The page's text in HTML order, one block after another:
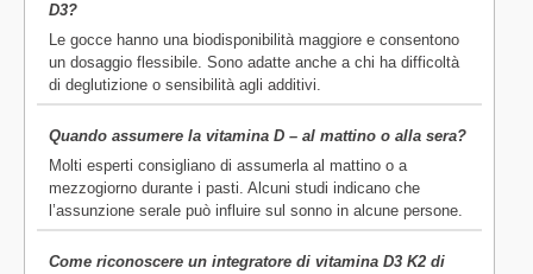
D3?
Le gocce hanno una biodisponibilità maggiore e consentono
un dosaggio flessibile. Sono adatte anche a chi ha difficoltà
di deglutizione o sensibilità agli additivi.
Quando assumere la vitamina D – al mattino o alla sera?
Molti esperti consigliano di assumerla al mattino o a
mezzogiorno durante i pasti. Alcuni studi indicano che
l’assunzione serale può influire sul sonno in alcune persone.
Come riconoscere un integratore di vitamina D3 K2 di